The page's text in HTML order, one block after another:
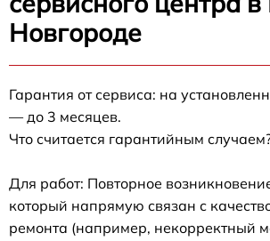
Новгороде
Гарантия от сервиса: на
— до 3 месяцев.
Что считается гарантийным
Для работ: Повторное
который напрямую связан с
ремонта (например, некорректный